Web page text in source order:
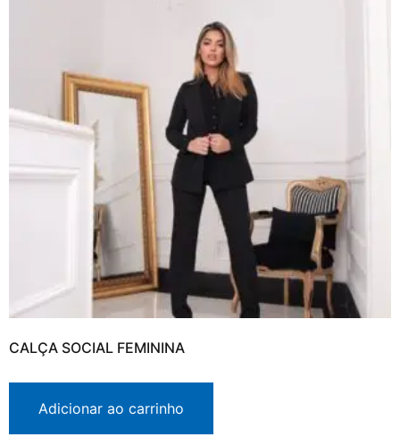
CALÇA SOCIAL FEMININA
Adicionar ao carrinho